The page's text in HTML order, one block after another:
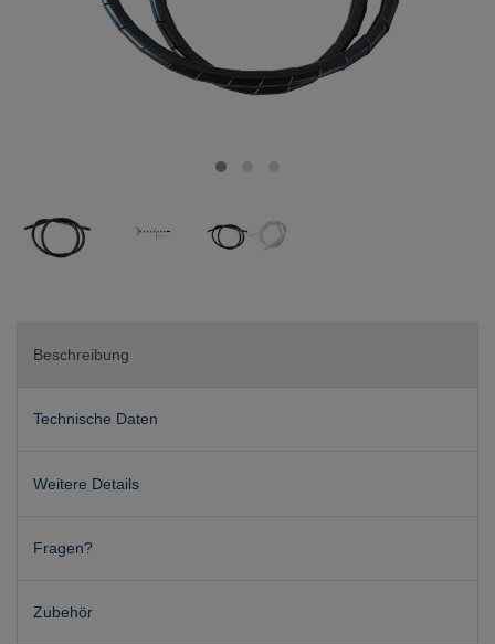
Beschreibung
Technische Daten
Weitere Details
Fragen?
Zubehör